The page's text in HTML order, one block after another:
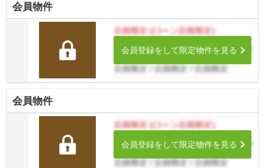
会員物件
会員登録をして限定物件を見る
会員物件
会員登録をして限定物件を見る